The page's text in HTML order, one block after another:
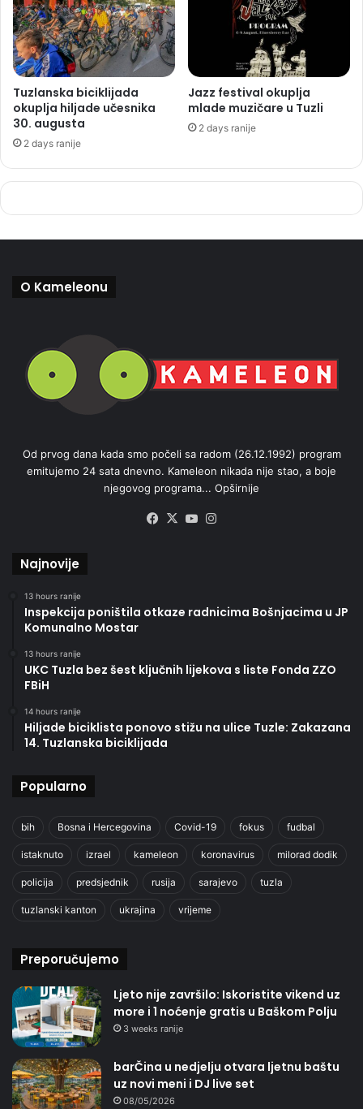
Tuzlanska biciklijada
okuplja hiljade učesnika
30. augusta
2 days ranije
Jazz festival okuplja
mlade muzičare u Tuzli
2 days ranije
O Kameleonu
Od prvog dana kada smo počeli sa radom (26.12.1992) program
emitujemo 24 sata dnevno. Kameleon nikada nije stao, a boje
njegovog programa... Opširnije
Facebook
X YouTube
Najnovije
13 hours ranije
Inspekcija poništila otkaze radnicima Bošnjacima u JP
Komunalno Mostar
13 hours ranije
UKC Tuzla bez šest ključnih lijekova s liste Fonda ZZO
FBiH
14 hours ranije
Hiljade biciklista ponovo stižu na ulice Tuzle: Zakazana
14. Tuzlanska biciklijada
Popularno
bih Bosna i Hercegovina Covid-19 fokus fudbal
istaknuto izrael kameleon koronavirus milorad dodik
policija predsjednik rusija sarajevo tuzla
tuzlanski kanton ukrajina vrijeme
Preporučujemo
Ljeto nije završilo: Iskoristite vikend uz
more i 1 noćenje gratis u Baškom Polju
3 weeks ranije
barČina u nedjelju otvara ljetnu baštu
uz novi meni i DJ live set
08/05/2026